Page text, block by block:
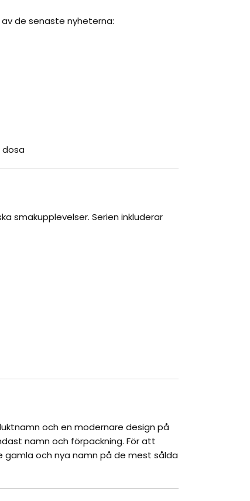
de senaste nyheterna:
dosa
smakupplevelser. Serien inkluderar
och en modernare design på
namn och förpackning. För att
gamla och nya namn på de mest sålda